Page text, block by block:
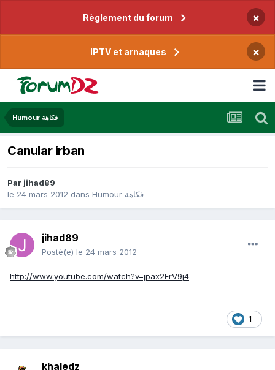
Règlement du forum ×
IPTV et arnaques ×
Humour فكاهة
Canular irban
Par jihad89
le 24 mars 2012 dans Humour فكاهة
jihad89
Posté(e) le 24 mars 2012
http://www.youtube.com/watch?v=jpax2ErV9j4
1
khaledz